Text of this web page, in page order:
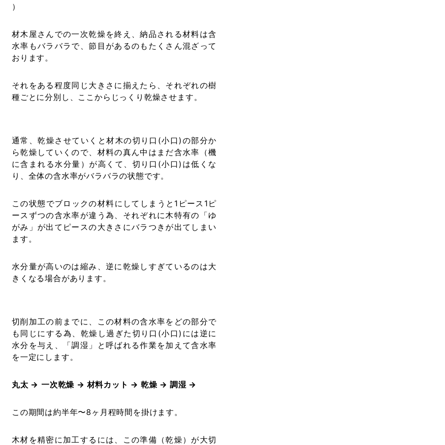
）
材木屋さんでの一次乾燥を終え、納品される材料は含
水率もバラバラで、節目があるのもたくさん混ざって
おります。
それをある程度同じ大きさに揃えたら、それぞれの樹
種ごとに分別し、ここからじっくり乾燥させます。
通常、乾燥させていくと材木の切り口(小口)の部分か
ら乾燥していくので、材料の真ん中はまだ含水率（機
に含まれる水分量）が高くて、切り口(小口)は低くな
り、全体の含水率がバラバラの状態です。
この状態でブロックの材料にしてしまうと1ピース1ピ
ースずつの含水率が違う為、それぞれに木特有の「ゆ
がみ」が出てピースの大きさにバラつきが出てしまい
ます。
水分量が高いのは縮み、逆に乾燥しすぎているのは大
きくなる場合があります。
切削加工の前までに、この材料の含水率をどの部分で
も同じにする為、乾燥し過ぎた切り口(小口)には逆に
水分を与え、「調湿」と呼ばれる作業を加えて含水率
を一定にします。
丸太 → 一次乾燥 → 材料カット → 乾燥 → 調湿 →
この期間は約半年〜8ヶ月程時間を掛けます。
木材を精密に加工するには、この準備（乾燥）が大切